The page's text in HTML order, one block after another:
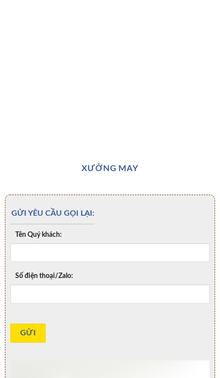
XƯỞNG MAY
GỬI YÊU CẦU GỌI LẠI:
Tên Quý khách:
Số điện thoại/Zalo: